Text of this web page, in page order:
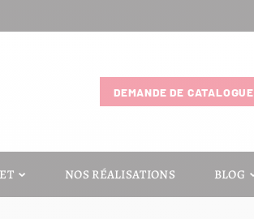
DEMANDE DE CATALOGUE
NOS RÉALISATIONS BLOG